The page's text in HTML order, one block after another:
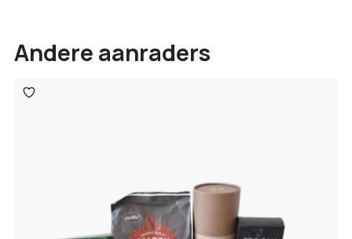
Andere aanraders
Toevoegen
aan